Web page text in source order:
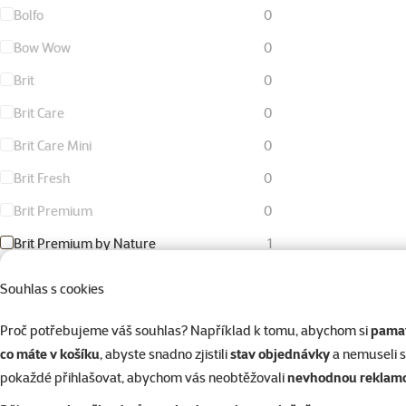
Souhlas s cookies
Proč potřebujeme váš souhlas? Například k tomu, abychom si
co máte v košíku, abyste snadno zjistilistav objednávkya nemuseli
pokaždé přihlašovat, abychom vás neobtěžovalinevhodnou
Bolfo
0
Bow Wow
0
Brit
0
Brit Care
0
Brit Care Mini
0
Brit Fresh
0
Brit Premium
0
Brit Premium by Nature
1
Carnilove
1
Catit
0